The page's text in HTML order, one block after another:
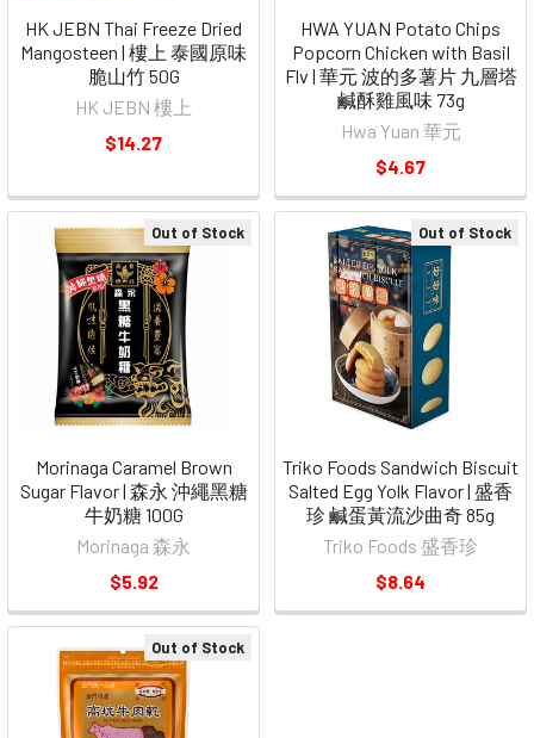
HK JEBN Thai Freeze Dried
Mangosteen | 樓上 泰國原味
脆山竹 50G
HK JEBN 樓上
$14.27
HWA YUAN Potato Chips
Popcorn Chicken with Basil
Flv | 華元 波的多薯片 九層塔
鹹酥雞風味 73g
Hwa Yuan 華元
$4.67
Out of Stock
Morinaga Caramel Brown
Sugar Flavor | 森永 沖繩黑糖
牛奶糖 100G
Morinaga 森永
$5.92
Out of Stock
Triko Foods Sandwich Biscuit
Salted Egg Yolk Flavor | 盛香
珍 鹹蛋黃流沙曲奇 85g
Triko Foods 盛香珍
$8.64
Out of Stock